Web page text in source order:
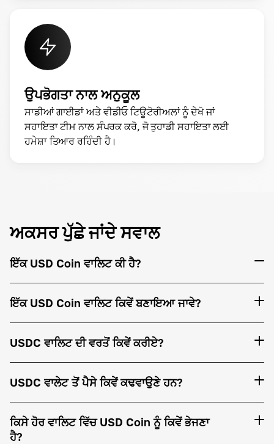
ਉਪਭੋਗਤਾ ਨਾਲ ਅਨੁਕੂਲ
ਸਾਡੀਆਂ ਗਾਈਡਾਂ ਅਤੇ ਵੀਡੀਓ ਟਿਊਟੋਰੀਅਲਾਂ ਨੂੰ ਦੇਖੋ ਜਾਂ
ਸਹਾਇਤਾ ਟੀਮ ਨਾਲ ਸੰਪਰਕ ਕਰੋ, ਜੋ ਤੁਹਾਡੀ ਸਹਾਇਤਾ ਲਈ
ਹਮੇਸ਼ਾ ਤਿਆਰ ਰਹਿੰਦੀ ਹੈ।
ਅਕਸਰ ਪੁੱਛੇ ਜਾਂਦੇ ਸਵਾਲ
ਇੱਕ USD Coin ਵਾਲਿਟ ਕੀ ਹੈ?
ਇੱਕ USD Coin ਵਾਲਿਟ ਕਿਵੇਂ ਬਣਾਇਆ ਜਾਵੇ?
USDC ਵਾਲਿਟ ਦੀ ਵਰਤੋਂ ਕਿਵੇਂ ਕਰੀਏ?
USDC ਵਾਲੇਟ ਤੋਂ ਪੈਸੇ ਕਿਵੇਂ ਕਢਵਾਉਣੇ ਹਨ?
ਕਿਸੇ ਹੋਰ ਵਾਲਿਟ ਵਿੱਚ USD Coin ਨੂੰ ਕਿਵੇਂ ਭੇਜਣਾ
ਹੈ?